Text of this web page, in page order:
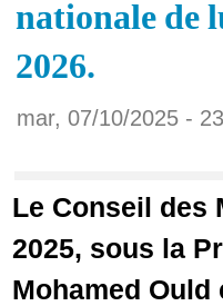
nationale de
2026.
mar, 07/10/2025 -
Le Conseil des
2025, sous la
Mohamed